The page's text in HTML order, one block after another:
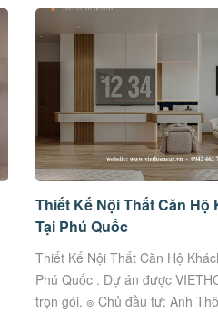
Thiết Kế Nội Thất Căn Hộ
Tại Phú Quốc
Thiết Kế Nội Thất Căn Hộ
Phú Quốc . Dự án được
trọn gói. ๏ Chủ đầu tư: Anh